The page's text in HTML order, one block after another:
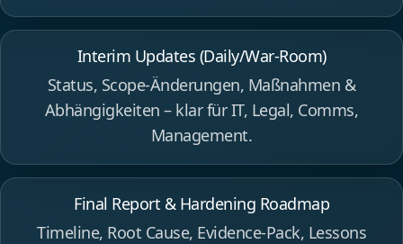
Interim Updates (Daily/War‑Room)
Status, Scope‑Änderungen, Maßnahmen &
Abhängigkeiten – klar für IT, Legal, Comms,
Management.
Final Report & Hardening Roadmap
Timeline, Root Cause, Evidence‑Pack, Lessons